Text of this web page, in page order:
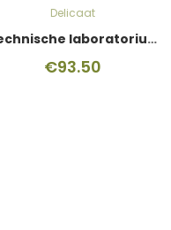
Delicaat
Technische laboratoriumtest
€93.50